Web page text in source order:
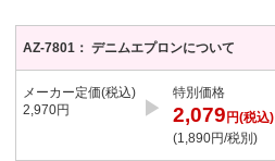
AZ-7801： デニムエプロンについて
メーカー定価(税込)
2,970円
▶︎
特別価格
2,079 円(税込)
(1,890円/税別)